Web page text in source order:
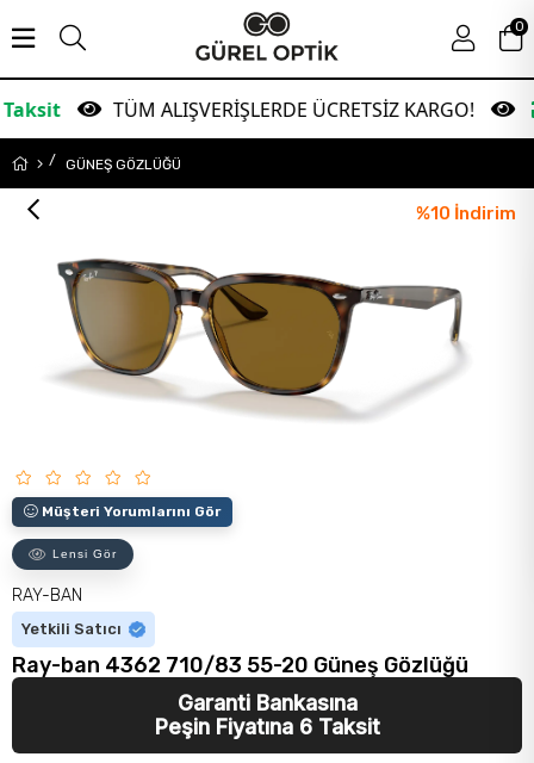
TÜM ALIŞVERİŞLERDE ÜCRETSİZ KARGO!
0
GÜNEŞ GÖZLÜĞÜ
%10 İndirim
Müşteri Yorumlarını Gör
Lensi Gör
RAY-BAN
Yetkili Satıcı
Ray-ban 4362 710/83 55-20 Güneş Gözlüğü
Garanti Bankasına
Peşin Fiyatına 6 Taksit